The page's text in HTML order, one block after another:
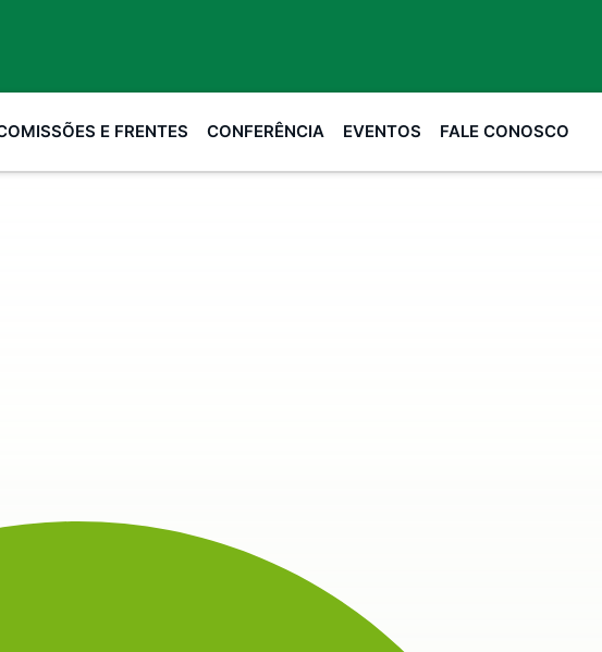
E FRENTES CONFERÊNCIA EVENTOS FALE CONOSCO